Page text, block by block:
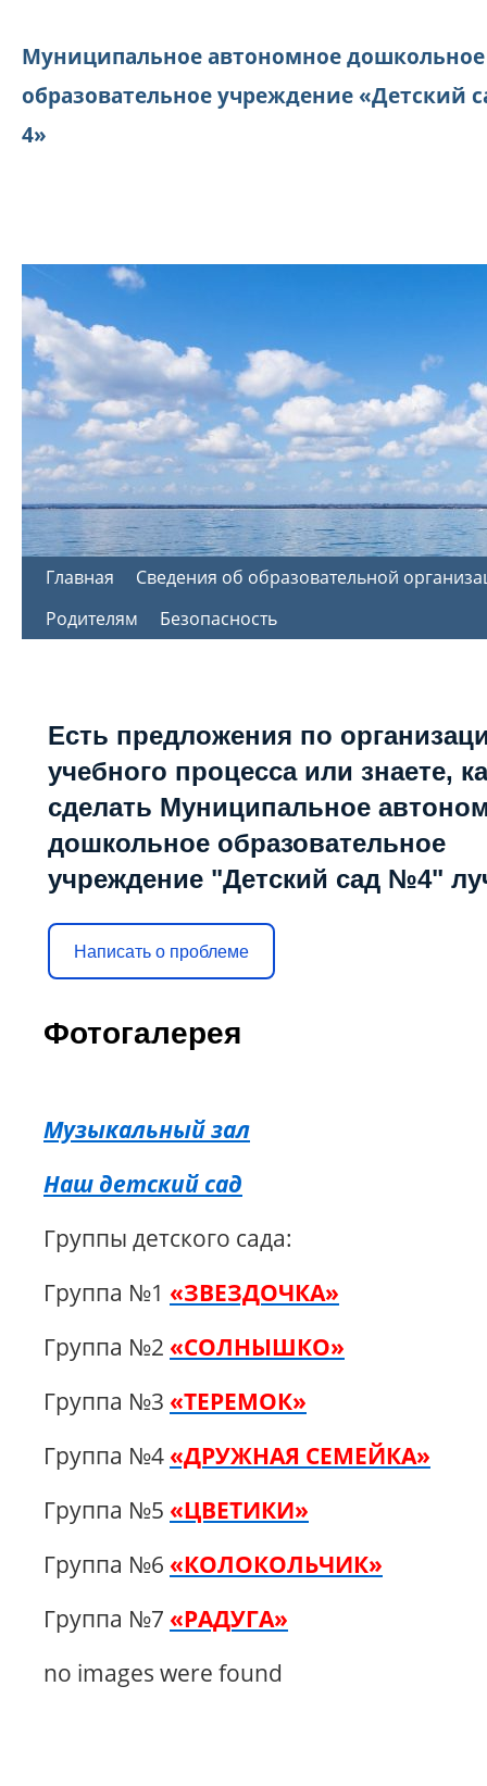
Муниципальное автономное дошкольное
образовательное учреждение «Детский
4»
Перейти
Главная
Сведения об образовательной
Родителям
Безопасность
Есть предложения по
учебного процесса или знаете,
сделать Муниципальное
дошкольное образовательное
учреждение "Детский сад №4"
Написать о проблеме
Фотогалерея
Музыкальный зал
Наш детский сад
Группы детского сада:
Группа №1 «ЗВЕЗДОЧКА»
Группа №2 «СОЛНЫШКО»
Группа №3 «ТЕРЕМОК»
Группа №4 «ДРУЖНАЯ СЕМЕЙКА»
Группа №5 «ЦВЕТИКИ»
Группа №6 «КОЛОКОЛЬЧИК»
Группа №7 «РАДУГА»
no images were found